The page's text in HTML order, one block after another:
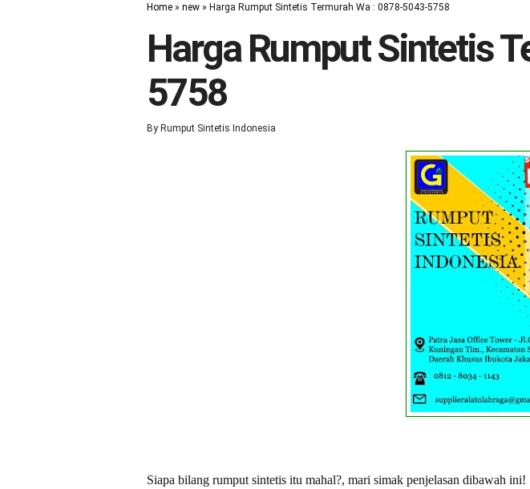
Home » new » Harga Rumput Sintetis Termurah Wa : 0878-5043-5758
Harga Rumput Sintetis
5758
By Rumput Sintetis Indonesia
Siapa bilang rumput sintetis itu mahal?, mari simak penjelasan dibawah ini!